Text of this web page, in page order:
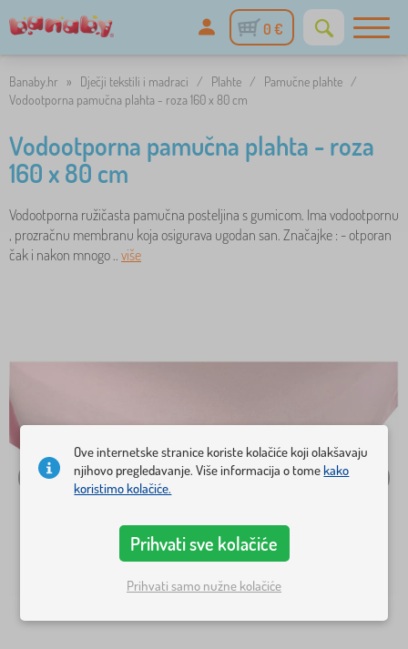
0 €
Banaby.hr » Dječji tekstili i madraci / Plahte / Pamučne plahte /
Vodootporna pamučna plahta - roza 160 x 80 cm
Vodootporna pamučna plahta - roza
160 x 80 cm
Vodootporna ružičasta pamučna posteljina s gumicom. Ima vodootpornu
, prozračnu membranu koja osigurava ugodan san. Značajke : - otporan
čak i nakon mnogo .. više
Ove internetske stranice koriste kolačiće koji olakšavaju
njihovo pregledavanje. Više informacija o tomekako
koristimo kolačiće.
Prihvati sve kolačiće
Prihvati samo nužne kolačiće